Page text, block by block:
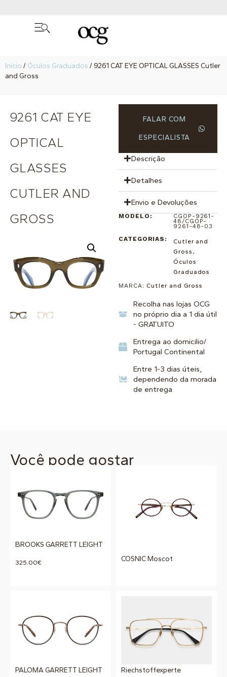
Início / Óculos Graduados / 9261 CAT EYE OPTICAL GLASSES Cutler
and Gross
9261 CAT EYE
OPTICAL
GLASSES
CUTLER AND
GROSS
FALAR COM
ESPECIALISTA
Descrição
Detalhes
Envio e Devoluções
MODELO: CGOP-9261-
48/CGOP-
9261-48-03
CATEGORIAS:
Cutler and
Gross ,
Óculos
Graduados
MARCA:Cutler and Gross
Recolha nas lojas OCG
no próprio dia a 1 dia útil
- GRATUITO
Entrega ao domicilio/
Portugal Continental
Entre 1-3 dias úteis,
dependendo da morada
de entrega
Você pode gostar
BROOKS GARRETT LEIGHT
325.00€ COSNIC Moscot
PALOMA GARRETT LEIGHT Riechstoffexperte